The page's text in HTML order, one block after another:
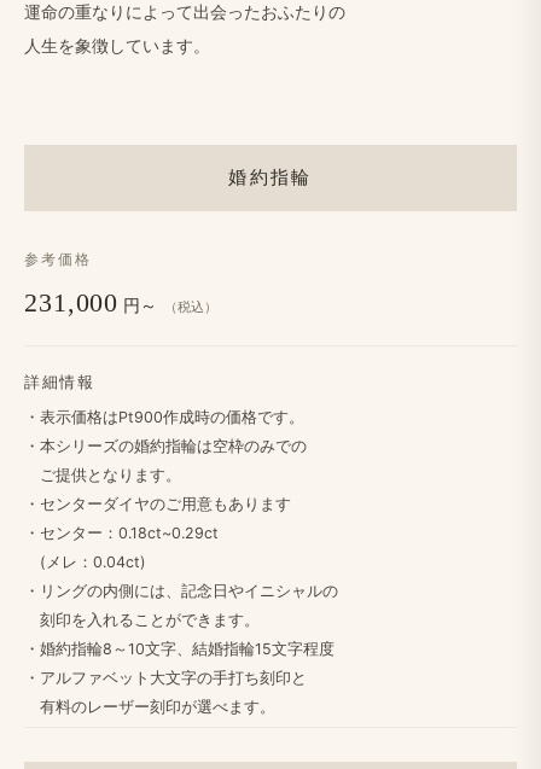
婚約指輪
参考価格
231,000 円～ （税込）
詳細情報
・​表示価格は​Pt900作成時の​価格です。
・本シリーズの​婚約指輪は​空枠のみでの
ご提供と​なります。
・センターダイヤの​ご用意も​あります
・センター：0.18ct~0.29ct
(メレ：0.04ct)
・リングの​内側には、​記念日や​イニシャルの
刻印を​入れる​ことができます。
・婚約指輪8～10文字、​結婚​指輪15文字程度
・アルファベット大文字の​手打ち刻印と
​有料の​レーザー刻印が​選べます。
運命の​重なりに​よって​出会った​おふたりの
人生を​象徴しています。